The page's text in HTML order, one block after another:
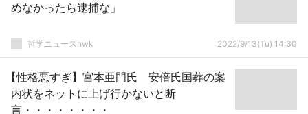
めなかったら逮捕な」
哲学ニュースnwk 2022/9/13(Tu) 14:30
【性格悪すぎ】宮本亜門氏 安倍氏国葬の案
内状をネットに上げ行かないと断
言・・・・・・・・